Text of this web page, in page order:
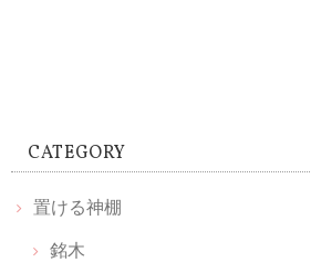
溶けない盛り塩［ スタンダ
CATEGORY
置ける神棚
銘木